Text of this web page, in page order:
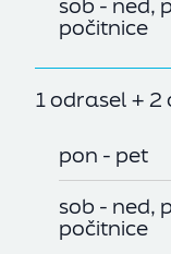
počitnice
1 odrasel +
pon - pet
sob - ned,
počitnice